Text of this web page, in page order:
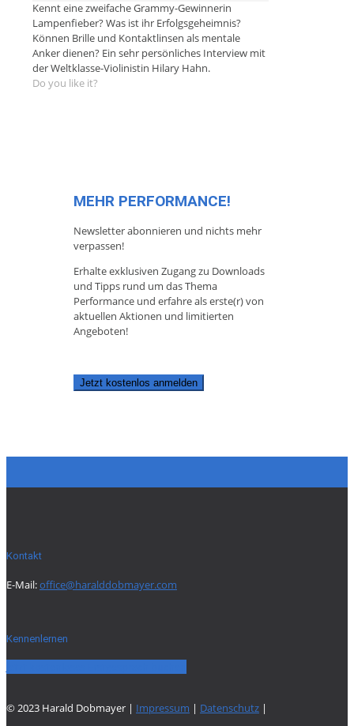
Kennt eine zweifache Grammy-Gewinnerin
Lampenfieber? Was ist ihr Erfolgsgeheimnis?
Können Brille und Kontaktlinsen als mentale
Anker dienen? Ein sehr persönliches Interview mit
der Weltklasse-Violinistin Hilary Hahn.
Do you like it?
MEHR PERFORMANCE!
Newsletter abonnieren und nichts mehr
verpassen!
Erhalte exklusiven Zugang zu Downloads
und Tipps rund um das Thema
Performance und erfahre als erste(r) von
aktuellen Aktionen und limitierten
Angeboten!
Jetzt kostenlos anmelden
Kontakt
E-Mail:office@haralddobmayer.com
Kennenlernen
© 2023 Harald Dobmayer | Impressum | Datenschutz |